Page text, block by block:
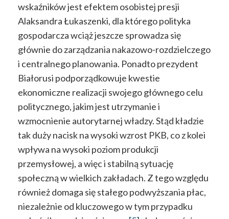
wskaźników jest efektem osobistej presji
Alaksandra Łukaszenki, dla którego polityka
gospodarcza wciąż jeszcze sprowadza się
głównie do zarządzania nakazowo-rozdzielczego
i centralnego planowania. Ponadto prezydent
Białorusi podporządkowuje kwestie
ekonomiczne realizacji swojego głównego celu
politycznego, jakim jest utrzymanie i
wzmocnienie autorytarnej władzy. Stąd kładzie
tak duży nacisk na wysoki wzrost PKB, co z kolei
wpływa na wysoki poziom produkcji
przemysłowej, a więc i stabilną sytuację
społeczną w wielkich zakładach. Z tego względu
również domaga się stałego podwyższania płac,
niezależnie od kluczowego w tym przypadku